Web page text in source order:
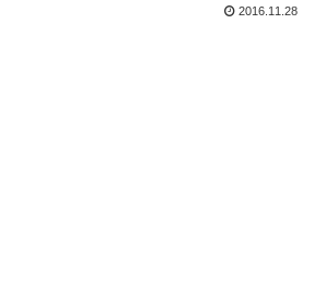
2016.11.28